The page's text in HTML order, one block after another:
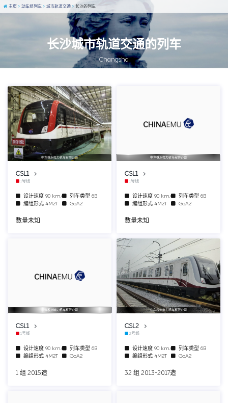
长沙城市轨道交通的列车
Changsha
主页 动车组列车 城市轨道交通 长沙的列车
中车株洲电力机车有限公司
CSL1
1号线
设计速度 90 km/h 列车类型 6B
编组形式 4M2T GoA2
数量未知
中车株洲电力机车有限公司
CSL1
1号线
设计速度 90 km/h 列车类型 6B
编组形式 4M2T GoA2
数量未知
中车株洲电力机车有限公司
CSL1
1号线
设计速度 90 km/h 列车类型 6B
编组形式 4M2T GoA2
1 组 2015造
中车株洲电力机车有限公司
CSL2
2号线
设计速度 90 km/h 列车类型 6B
编组形式 4M2T GoA2
32 组 2013-2017造